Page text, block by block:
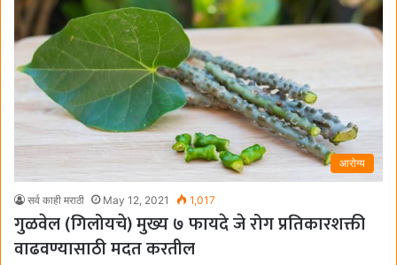
आरोग्य
सर्व काही मराठी May 12, 2021 1,017
गुळवेल (गिलोयचे) मुख्य ७ फायदे जे रोग प्रतिकारशक्ती
वाढवण्यासाठी मदत करतील